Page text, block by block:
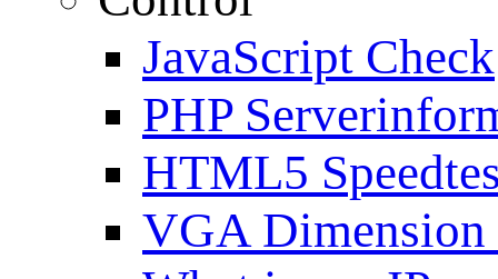
JavaScript Check
PHP
HTML5
VGA Dimension